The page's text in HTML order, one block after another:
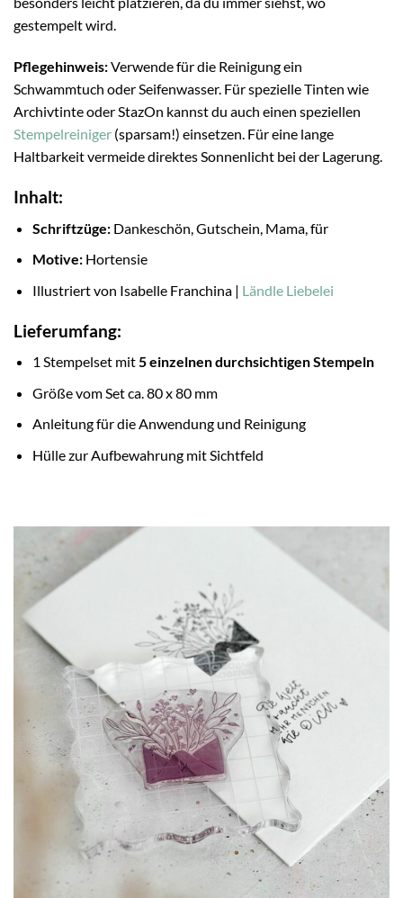
gestempelt wird.
Pflegehinweis:Verwende für die Reinigung ein
Schwammtuch oder Seifenwasser. Für spezielle Tinten wie
Archivtinte oder StazOn kannst du auch einen speziellen
Stempelreiniger (sparsam!) einsetzen. Für eine lange
Haltbarkeit vermeide direktes Sonnenlicht bei der Lagerung.
Inhalt:
Schriftzüge:Dankeschön, Gutschein, Mama, für
Motive:Hortensie
Illustriert von Isabelle Franchina | Ländle Liebelei
Lieferumfang:
1 Stempelset mit5 einzelnen durchsichtigen Stempeln
Größe vom Set ca. 80 x 80 mm
Anleitung für die Anwendung und Reinigung
Hülle zur Aufbewahrung mit Sichtfeld